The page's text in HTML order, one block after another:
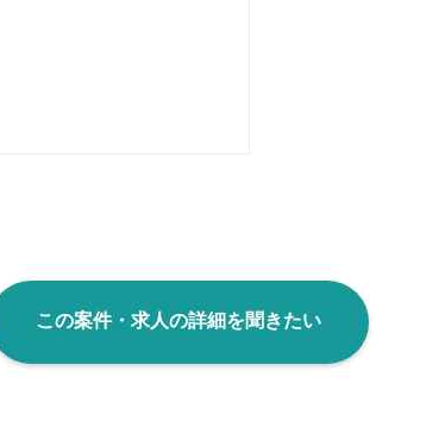
この案件・求人の詳細を聞きたい